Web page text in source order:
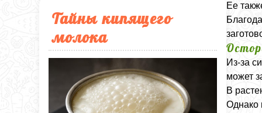
Тайны кипящего
молока
Ее
Из-за
может
В
Однако